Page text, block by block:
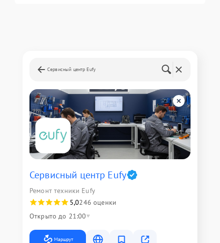
Сервисный центр Eufy
Сервисный центр Eufy
Ремонт техники Eufy
5,0246 оценки
Открыто до 21:00
Маршрут